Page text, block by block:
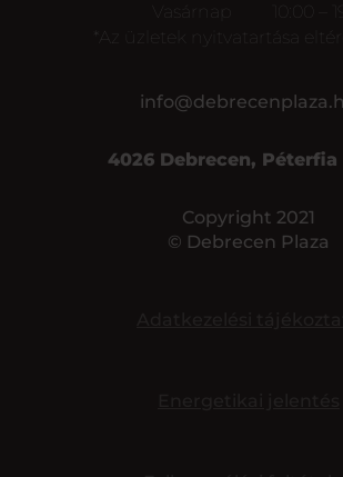
Vasárnap
*Az üzletek nyitvatartása
4026 Debrecen, Péterfia
Copyright 2021
© Debrecen Plaza